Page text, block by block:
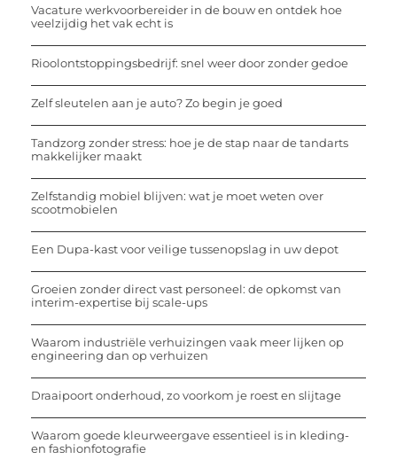
Vacature werkvoorbereider in de bouw en ontdek hoe
veelzijdig het vak echt is
Rioolontstoppingsbedrijf: snel weer door zonder gedoe
Zelf sleutelen aan je auto? Zo begin je goed
Tandzorg zonder stress: hoe je de stap naar de tandarts
makkelijker maakt
Zelfstandig mobiel blijven: wat je moet weten over
scootmobielen
Een Dupa-kast voor veilige tussenopslag in uw depot
Groeien zonder direct vast personeel: de opkomst van
interim-expertise bij scale-ups
Waarom industriële verhuizingen vaak meer lijken op
engineering dan op verhuizen
Draaipoort onderhoud, zo voorkom je roest en slijtage
Waarom goede kleurweergave essentieel is in kleding-
en fashionfotografie